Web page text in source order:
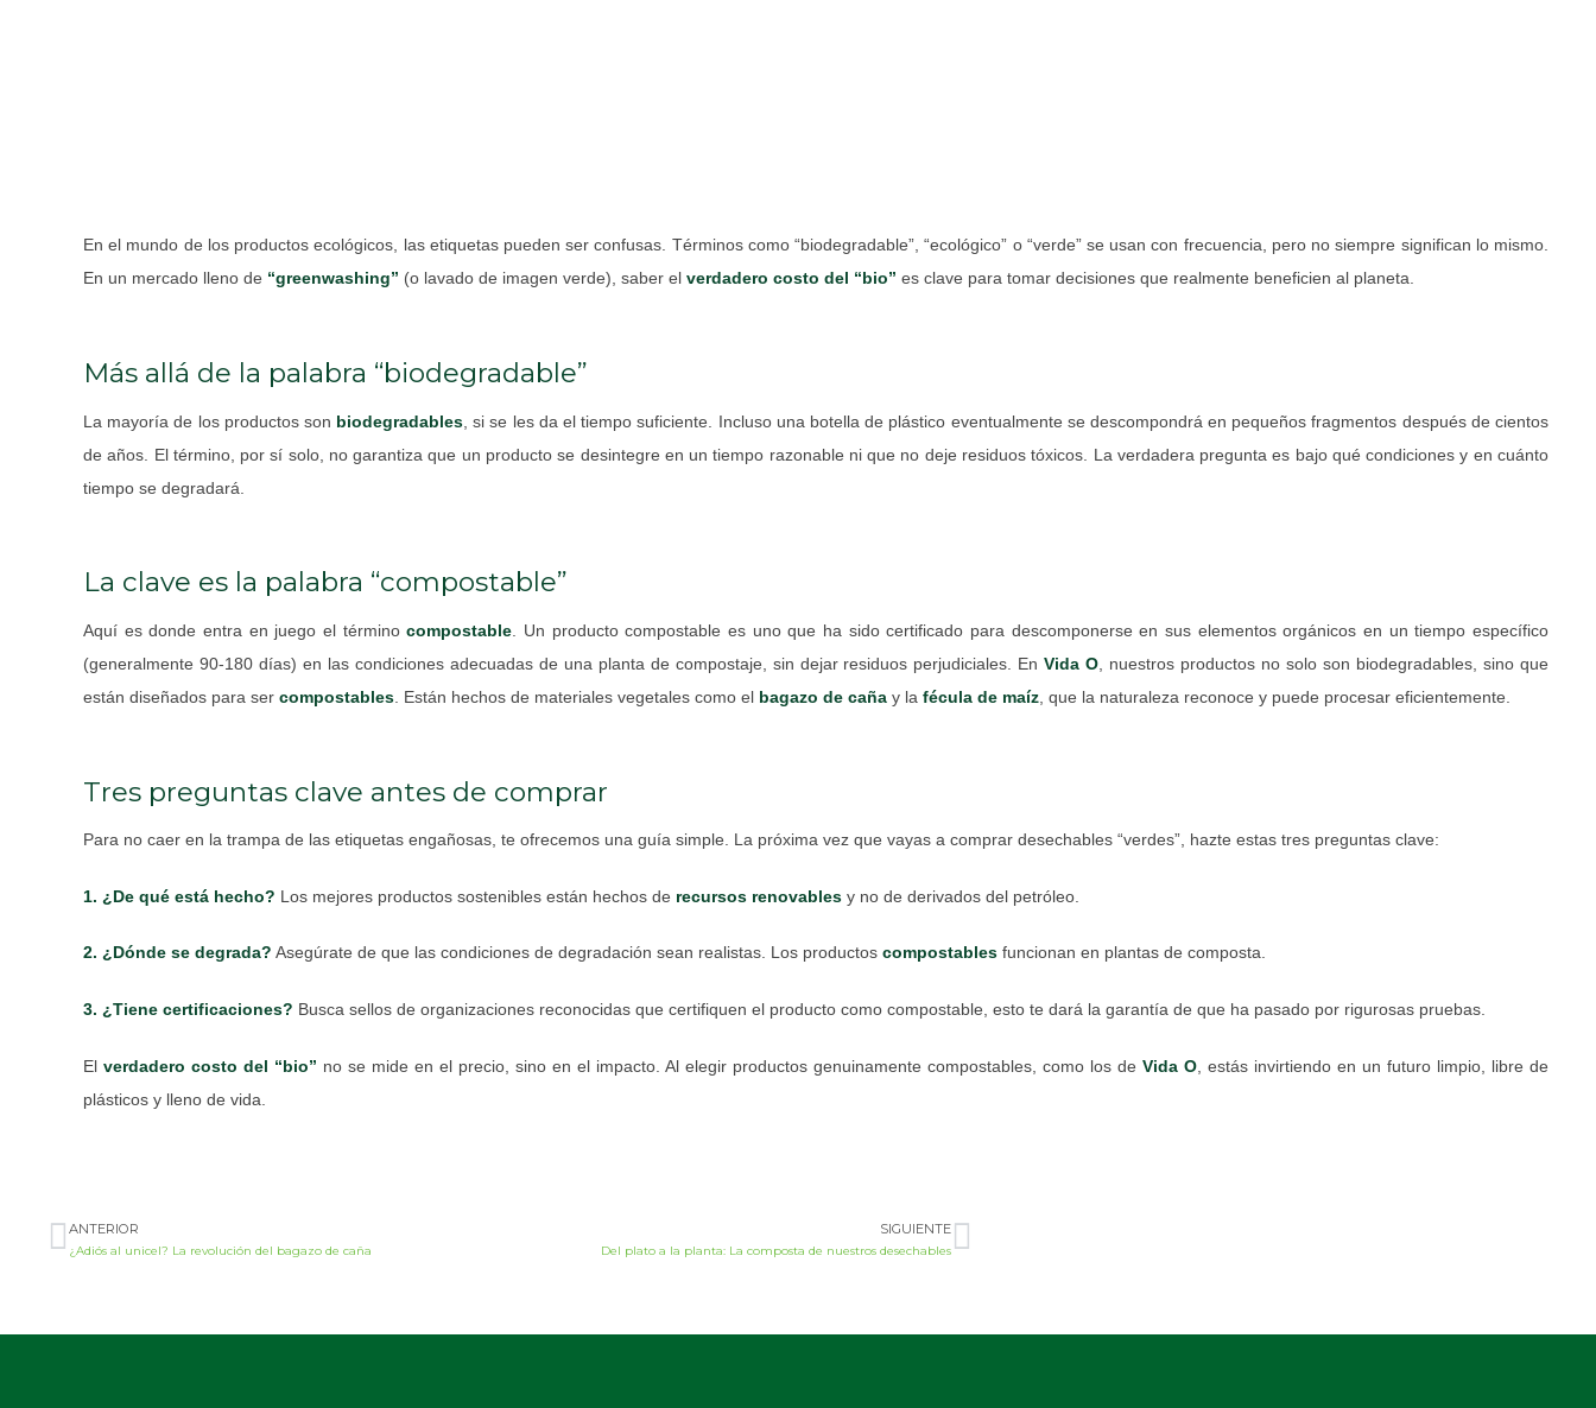
En el mundo de los productos ecológicos, las etiquetas pueden ser confusas. Términos como “biodegradable”, “ecológico” o “verde” se usan con frecuencia, pero no siempre significan lo mismo.
En un mercado lleno de “greenwashing” (o lavado de imagen verde), saber el verdadero costo del “bio” es clave para tomar decisiones que realmente beneficien al planeta.
Más allá de la palabra “biodegradable”
La mayoría de los productos son biodegradables , si se les da el tiempo suficiente. Incluso una botella de plástico eventualmente se descompondrá en pequeños fragmentos después de cientos
de años. El término, por sí solo, no garantiza que un producto se desintegre en un tiempo razonable ni que no deje residuos tóxicos. La verdadera pregunta es bajo qué condiciones y en cuánto
tiempo se degradará.
La clave es la palabra “compostable”
Aquí es donde entra en juego el términocompostable . Un producto compostable es uno que ha sido certificado para descomponerse en sus elementos orgánicos en un tiempo específico
(generalmente 90-180 días) en las condiciones adecuadas de una planta de compostaje, sin dejar residuos perjudiciales. EnVida O , nuestros productos no solo son biodegradables, sino que
están diseñados para ser compostables . Están hechos de materiales vegetales como el bagazo de caña y la fécula de maíz , que la naturaleza reconoce y puede procesar eficientemente.
Tres preguntas clave antes de comprar
Para no caer en la trampa de las etiquetas engañosas, te ofrecemos una guía simple. La próxima vez que vayas a comprar desechables “verdes”, hazte estas tres preguntas clave:
1. ¿De qué está hecho? Los mejores productos sostenibles están hechos de recursos renovables y no de derivados del petróleo.
2. ¿Dónde se degrada? Asegúrate de que las condiciones de degradación sean realistas. Los productos compostables funcionan en plantas de composta.
3. ¿Tiene certificaciones? Busca sellos de organizaciones reconocidas que certifiquen el producto como compostable, esto te dará la garantía de que ha pasado por rigurosas pruebas.
El verdadero costo del “bio” no se mide en el precio, sino en el impacto. Al elegir productos genuinamente compostables, como los de Vida O , estás invirtiendo en un futuro limpio, libre de
plásticos y lleno de vida.
ANTERIOR
¿Adiós al unicel? La revolución del bagazo de caña
SIGUIENTE
Del plato a la planta: La composta de nuestros desechables